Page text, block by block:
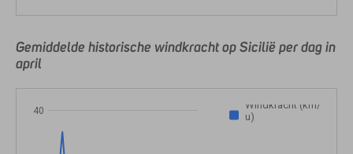
Gemiddelde historische windkracht op Sicilië per dag in
april
Windkracht (km/
u)
40